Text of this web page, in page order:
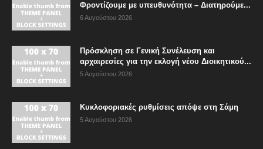
Φροντίζουμε με υπευθυνότητα – Διατηρούμε...
6 Αυγούστου 2026
Πρόσκληση σε Γενική Συνέλευση και
αρχαιρεσίες για την εκλογή νέου Διοικητικού...
5 Αυγούστου 2026
Κυκλοφοριακές ρυθμίσεις απόψε στη Σάμη
5 Αυγούστου 2026